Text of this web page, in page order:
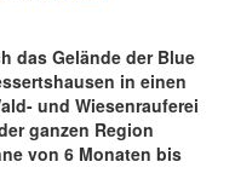
das Gelände der Blue
in einen
und Wiesen­rauferei
ganzen Region
von 6 Monaten bis